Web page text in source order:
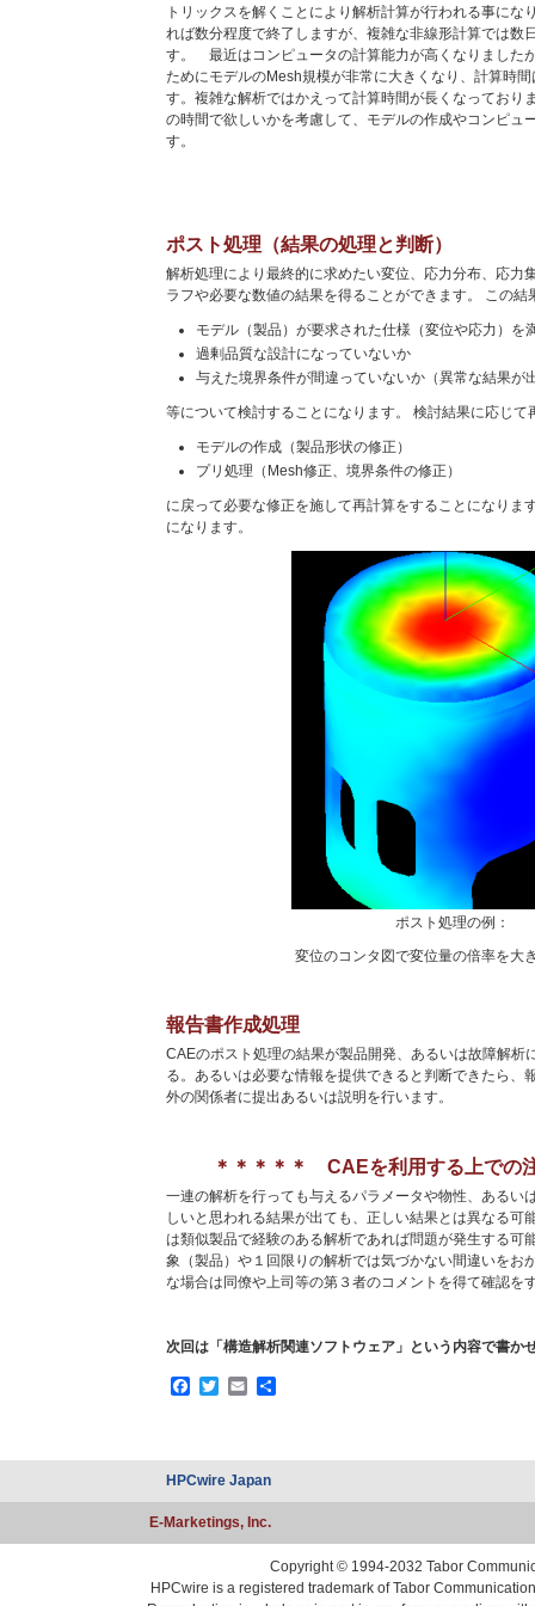
トリックスを解くことにより解析計算が行われる事にな
れば数分程度で終了しますが、複雑な非線形計算では数
す。 最近はコンピュータの計算能力が高くなりました
ためにモデルのMesh規模が非常に大きくなり、計算時
す。複雑な解析ではかえって計算時間が長くなっており
の時間で欲しいかを考慮して、モデルの作成やコンピュ
す。
ポスト処理（結果の処理と判断）
解析処理により最終的に求めたい変位、応力分布、応力
ラフや必要な数値の結果を得ることができます。 この結
モデル（製品）が要求された仕様（変位や応力）を
過剰品質な設計になっていないか
与えた境界条件が間違っていないか（異常な結果が
等について検討することになります。 検討結果に応じて
モデルの作成（製品形状の修正）
プリ処理（Mesh修正、境界条件の修正）
に戻って必要な修正を施して再計算をすることになりま
になります。
ポスト処理の例：
変位のコンタ図で変位量の倍率を大
報告書作成処理
CAEのポスト処理の結果が製品開発、あるいは故障解析
る。あるいは必要な情報を提供できると判断できたら、
外の関係者に提出あるいは説明を行います。
＊＊＊＊＊ CAEを利用する上での
一連の解析を行っても与えるパラメータや物性、あるい
しいと思われる結果が出ても、正しい結果とは異なる可
は類似製品で経験のある解析であれば問題が発生する可
象（製品）や１回限りの解析では気づかない間違いをお
な場合は同僚や上司等の第３者のコメントを得て確認を
次回は「構造解析関連ソフトウェア」という内容で書か
Facebook
TwitterEmail
共
HPCwire Japan
E-Marketings, Inc.
Copyright © 1994-2032 Tabor
HPCwire is a registered trademark of Tabor